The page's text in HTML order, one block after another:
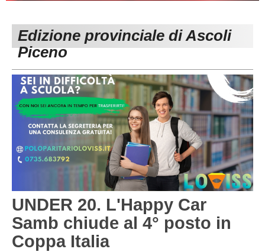
Carica la tua Rosa
1^ CATEGORIA
3^ CATEGORIA
GIOVANILI
Edizione provinciale di Ascoli
Piceno
UNDER 20. L'Happy Car
Samb chiude al 4° posto in
Coppa Italia